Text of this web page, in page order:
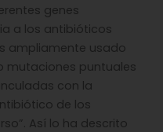
genes
a los antibióticos
ampliamente usado
mutaciones puntuales
con la
de los
Así lo ha descrito